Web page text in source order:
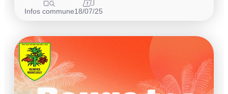
Infos commune18/07/25